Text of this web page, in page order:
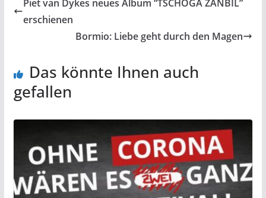
Piet van Dykes neues Album “TSCHOGA ZANBIL”
erschienen
Bormio: Liebe geht durch den Magen
Das könnte Ihnen auch
gefallen